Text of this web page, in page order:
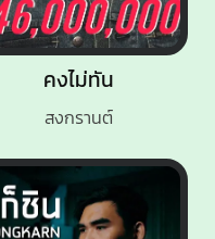
คงไม่ทัน
สงกรานต์